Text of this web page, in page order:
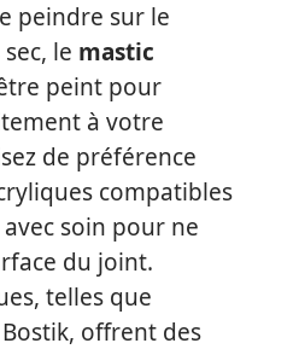
peindre sur le
le mastic
peint pour
à votre
de préférence
compatibles
soin pour ne
du joint.
telles que
offrent des